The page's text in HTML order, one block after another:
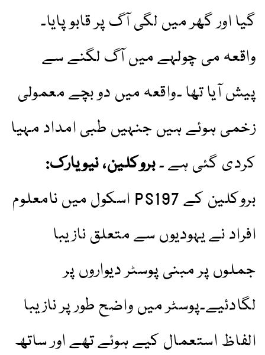
گیا اور گھر میں لگی آگ پر قابو پایا۔
واقعہ می چولہے میں آگ لگنے سے
پیش آیا تھا ۔واقعہ میں دو بچے معمولی
زخمی ہوئے ہیں جنہیں طبی امداد مہیا
کردی گئی ہے ۔بروکلین، نیویارک:
بروکلین کے PS197 اسکول میں نامعلوم
افراد نے یہودیوں سے متعلق نازیبا
جملوں پر مبنی پوسٹر دیواروں پر
لگادئیے۔پوسٹر میں واضح طور پر نازیبا
الفاظ استعمال کیے ہوئے تھے اور ساتھ